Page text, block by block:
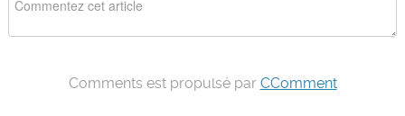
Comments est propulsé par CComment